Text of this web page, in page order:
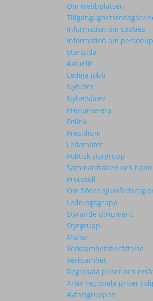
Om webbplatsen
Information om cookies
Information om
Startsida
Aktuellt
Lediga jobb
Nyheter
Nyhetsbrev
Prenumerera
Politik
Presidium
Ledamöter
Politisk styrgrupp
Sammanträden och
Protokoll
Om Södra
Ledningsgrupp
Styrande dokument
Styrgrupp
Mallar
Verksamhetsberättelse
Verksamhet
Regionala priser och
Arkiv regionala priser
Avtalsgruppen